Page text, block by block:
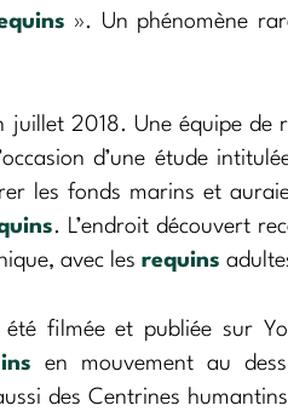
». Un phénomène
juillet 2018. Une équipe
d’une étude
les fonds marins et
. L’endroit découvert
avec les requins
filmée et publiée sur
en mouvement au
des Centrines